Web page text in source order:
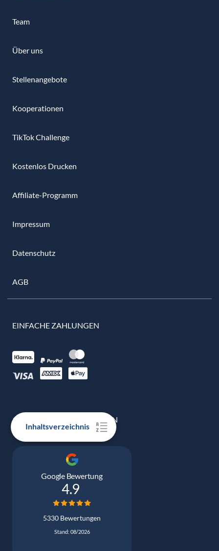
Inhaltsverzeichnis
Team
Über uns
Stellenangebote
Kooperationen
TikTok Challenge
Kostenlos Drucken
Affiliate-Programm
Impressum
Datenschutz
AGB
EINFACHE ZAHLUNGEN
100% ECHTE BEWERTUNGEN
Google Bewertung
4.9
5330 Bewertungen
Stand: 08/2026